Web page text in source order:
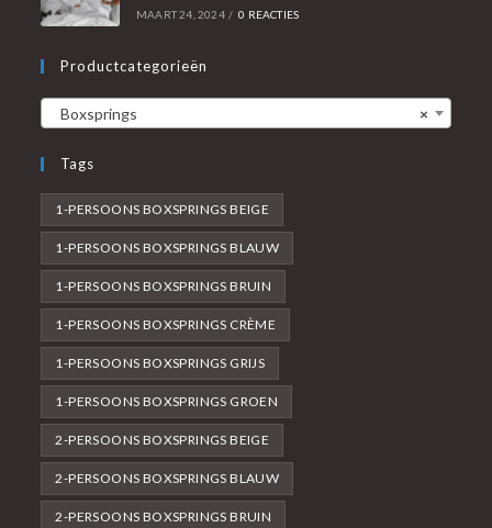
MAART 24, 2024 / 0 REACTIES
Productcategorieën
×
Boxsprings
Tags
1-PERSOONS BOXSPRINGS BEIGE
1-PERSOONS BOXSPRINGS BLAUW
1-PERSOONS BOXSPRINGS BRUIN
1-PERSOONS BOXSPRINGS CRÈME
1-PERSOONS BOXSPRINGS GRIJS
1-PERSOONS BOXSPRINGS GROEN
2-PERSOONS BOXSPRINGS BEIGE
2-PERSOONS BOXSPRINGS BLAUW
2-PERSOONS BOXSPRINGS BRUIN